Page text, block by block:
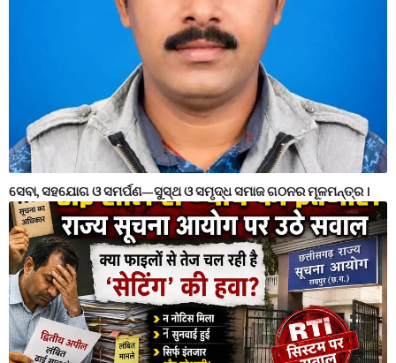
ସେବା, ସହଯୋଗ ଓ ସମର୍ପଣ—ସୁସ୍ଥ ଓ ସମୃଦ୍ଧ ସମାଜ ଗଠନର ମୂଳମନ୍ତ୍ର ।